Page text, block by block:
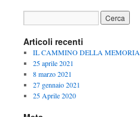
Articoli recenti
IL CAMMINO DELLA MEMORIA
25 aprile 2021
8 marzo 2021
27 gennaio 2021
25 Aprile 2020